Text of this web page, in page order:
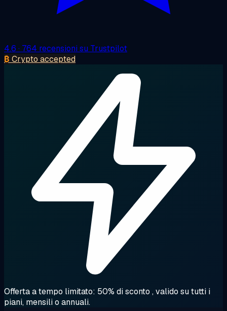
4.6 · 764 recensioni su Trustpilot
₿ Crypto accepted
Offerta a tempo limitato: 50% di sconto , valido su tutti i
piani, mensili o annuali.